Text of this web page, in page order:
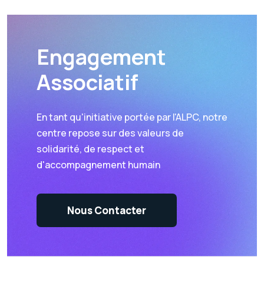
Engagement
Associatif
En tant qu'initiative portée par l'ALPC, notre
centre repose sur des valeurs de
solidarité, de respect et
d'accompagnement humain
Nous Contacter